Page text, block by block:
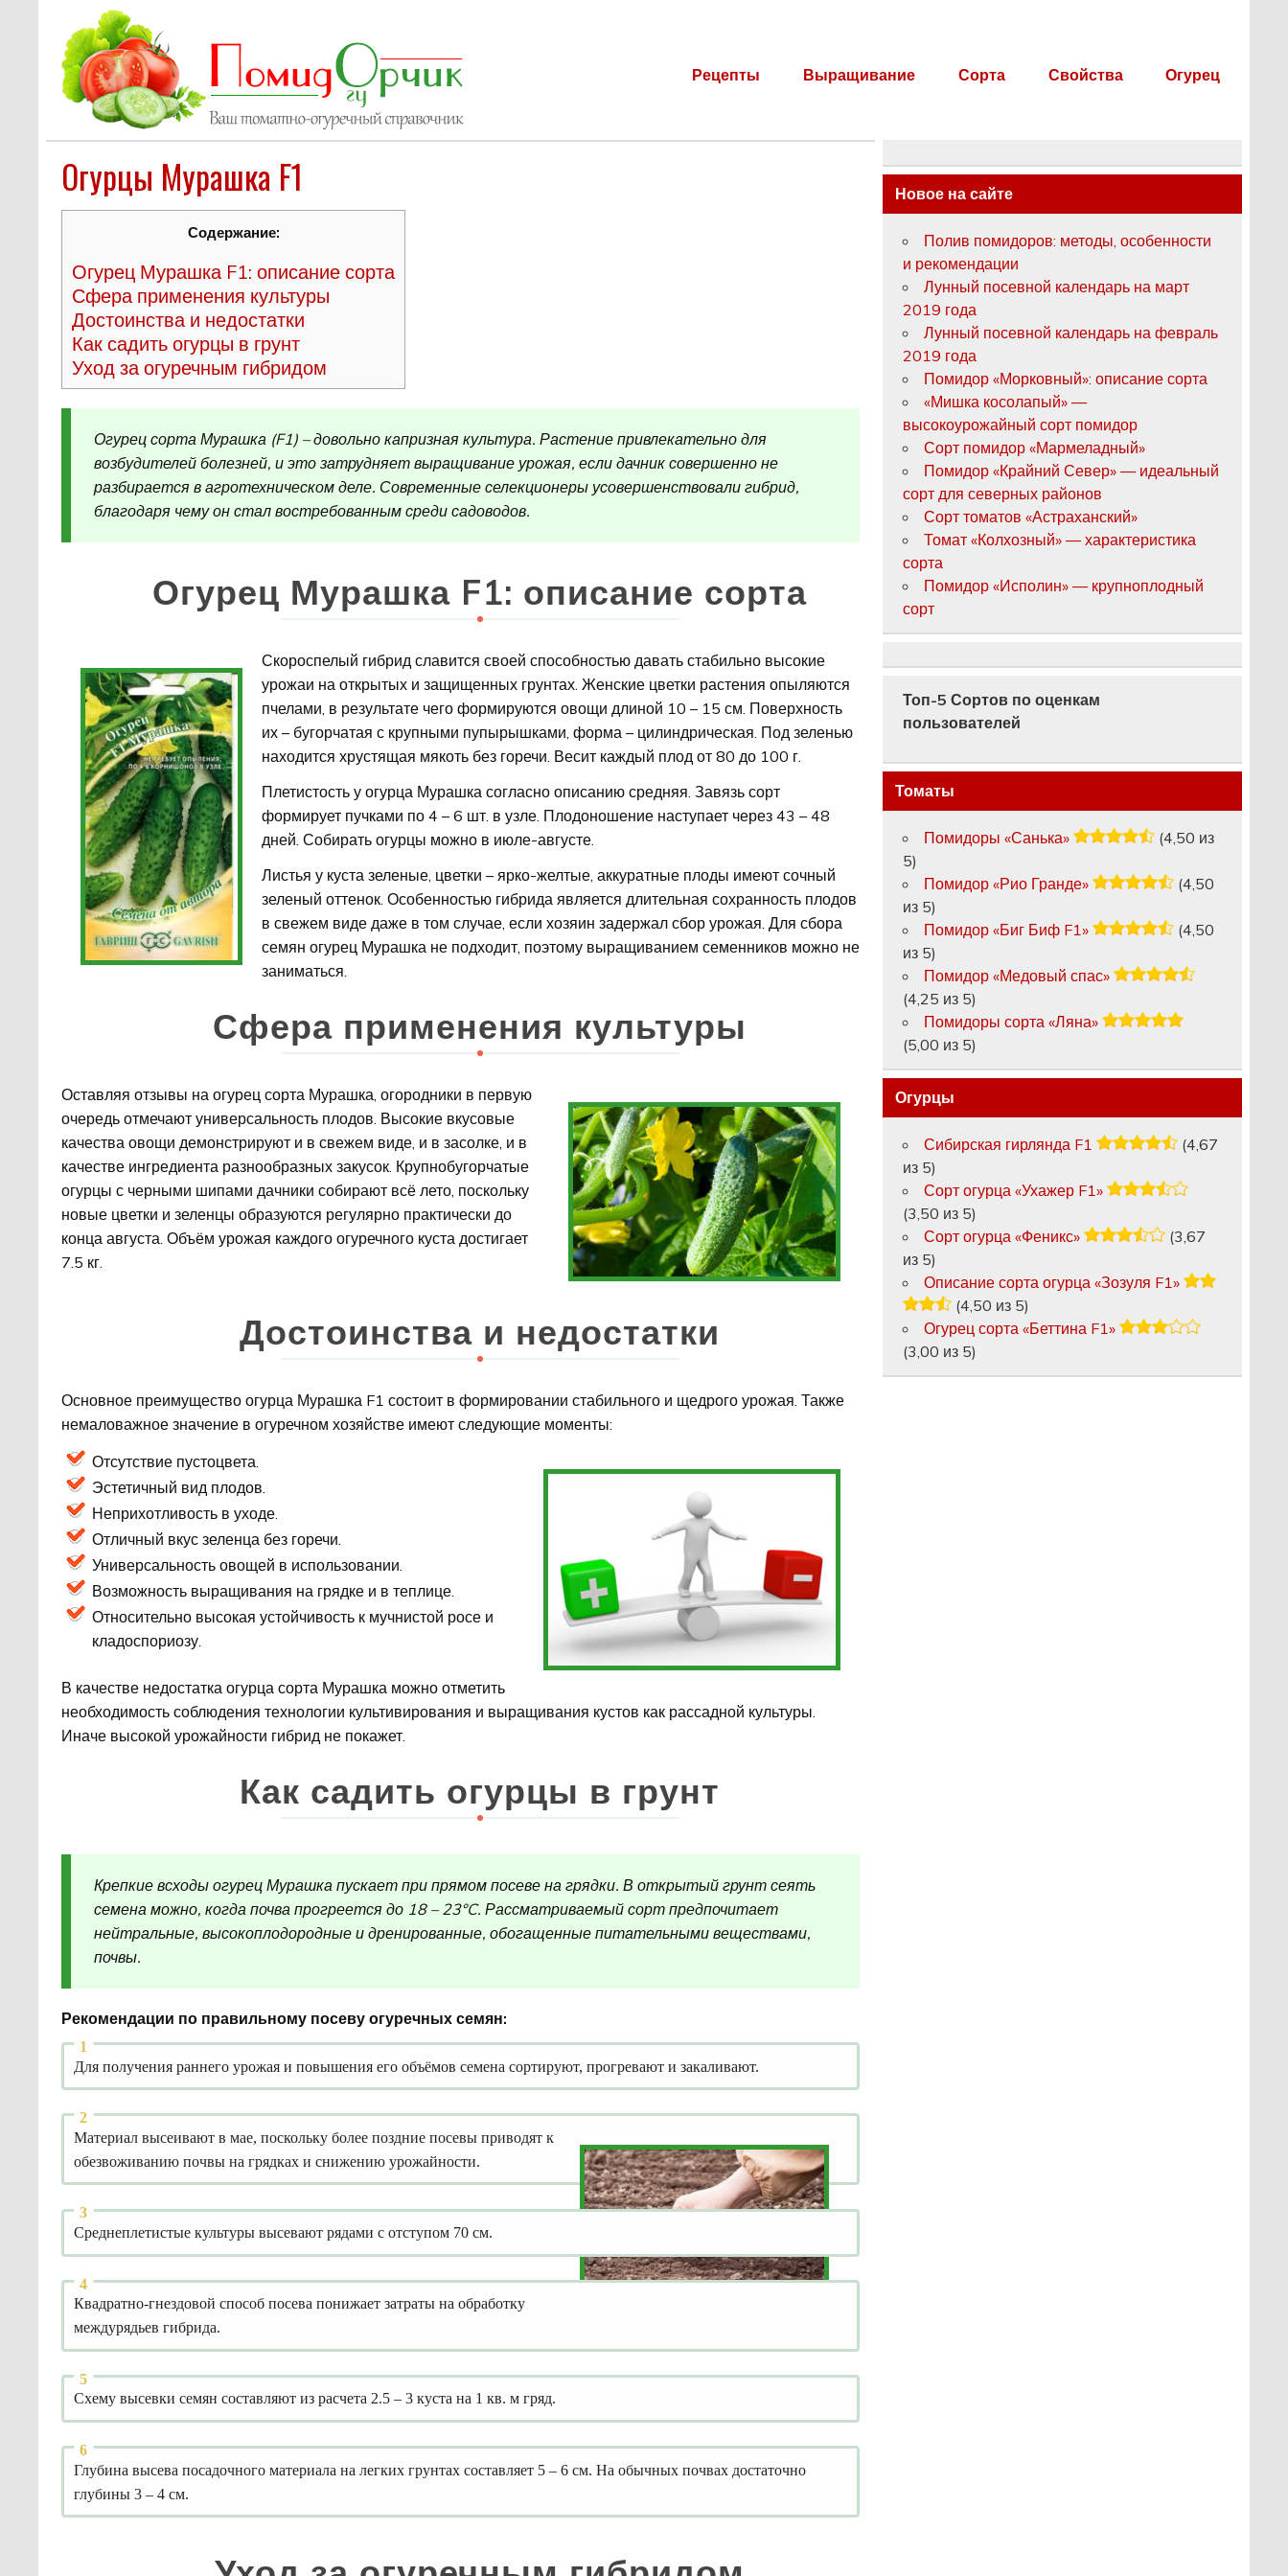
Рецепты Выращивание Сорта Свойства Огурец
Огурцы Мурашка F1
Содержание:
Огурец Мурашка F1: описание сорта
Сфера применения культуры
Достоинства и недостатки
Как садить огурцы в грунт
Уход за огуречным гибридом
Огурец сорта Мурашка (F1) – довольно капризная культура. Растение привлекательно для
возбудителей болезней, и это затрудняет выращивание урожая, если дачник совершенно не
разбирается в агротехническом деле. Современные селекционеры усовершенствовали гибрид,
благодаря чему он стал востребованным среди садоводов.
Огурец Мурашка F1: описание сорта
Скороспелый гибрид славится своей способностью давать стабильно высокие
урожаи на открытых и защищенных грунтах. Женские цветки растения опыляются
пчелами, в результате чего формируются овощи длиной 10 – 15 см. Поверхность
их – бугорчатая с крупными пупырышками, форма – цилиндрическая. Под зеленью
находится хрустящая мякоть без горечи. Весит каждый плод от 80 до 100 г.
Плетистость у огурца Мурашка согласно описанию средняя. Завязь сорт
формирует пучками по 4 – 6 шт. в узле. Плодоношение наступает через 43 – 48
дней. Собирать огурцы можно в июле-августе.
Листья у куста зеленые, цветки – ярко-желтые, аккуратные плоды имеют сочный
зеленый оттенок. Особенностью гибрида является длительная сохранность плодов
в свежем виде даже в том случае, если хозяин задержал сбор урожая. Для сбора
семян огурец Мурашка не подходит, поэтому выращиванием семенников можно не
заниматься.
Сфера применения культуры
Оставляя отзывы на огурец сорта Мурашка, огородники в первую
очередь отмечают универсальность плодов. Высокие вкусовые
качества овощи демонстрируют и в свежем виде, и в засолке, и в
качестве ингредиента разнообразных закусок. Крупнобугорчатые
огурцы с черными шипами дачники собирают всё лето, поскольку
новые цветки и зеленцы образуются регулярно практически до
конца августа. Объём урожая каждого огуречного куста достигает
7.5 кг.
Достоинства и недостатки
Основное преимущество огурца Мурашка F1 состоит в формировании стабильного и щедрого урожая. Также
немаловажное значение в огуречном хозяйстве имеют следующие моменты:
Отсутствие пустоцвета.
Эстетичный вид плодов.
Неприхотливость в уходе.
Отличный вкус зеленца без горечи.
Универсальность овощей в использовании.
Возможность выращивания на грядке и в теплице.
Относительно высокая устойчивость к мучнистой росе и
кладоспориозу.
В качестве недостатка огурца сорта Мурашка можно отметить
необходимость соблюдения технологии культивирования и выращивания кустов как рассадной культуры.
Иначе высокой урожайности гибрид не покажет.
Как садить огурцы в грунт
Крепкие всходы огурец Мурашка пускает при прямом посеве на грядки. В открытый грунт сеять
семена можно, когда почва прогреется до 18 – 23°C. Рассматриваемый сорт предпочитает
нейтральные, высокоплодородные и дренированные, обогащенные питательными веществами,
почвы.
Рекомендации по правильному посеву огуречных семян:
Для получения раннего урожая и повышения его объёмов семена сортируют, прогревают и закаливают.
Материал высеивают в мае, поскольку более поздние посевы приводят к
обезвоживанию почвы на грядках и снижению урожайности.
Среднеплетистые культуры высевают рядами с отступом 70 см.
Квадратно-гнездовой способ посева понижает затраты на обработку
междурядьев гибрида.
Схему высевки семян составляют из расчета 2.5 – 3 куста на 1 кв. м гряд.
Глубина высева посадочного материала на легких грунтах составляет 5 – 6 см. На обычных почвах достаточно
глубины 3 – 4 см.
Новое на сайте
Полив помидоров: методы, особенности
и рекомендации
Лунный посевной календарь на март
2019 года
Лунный посевной календарь на февраль
2019 года
Помидор «Морковный»: описание сорта
«Мишка косолапый» —
высокоурожайный сорт помидор
Сорт помидор «Мармеладный»
Помидор «Крайний Север» — идеальный
сорт для северных районов
Сорт томатов «Астраханский»
Томат «Колхозный» — характеристика
сорта
Помидор «Исполин» — крупноплодный
сорт
Топ-5 Сортов по оценкам
пользователей
Томаты
Помидоры «Санька»
(4,50 из
5)
Помидор «Рио Гранде»
(4,50
из 5)
Помидор «Биг Биф F1»
(4,50
из 5)
Помидор «Медовый спас»
(4,25 из 5)
Помидоры сорта «Ляна»
(5,00 из 5)
Огурцы
Сибирская гирлянда F1
(4,67
из 5)
Сорт огурца «Ухажер F1»
(3,50 из 5)
Сорт огурца «Феникс»
(3,67
из 5)
Описание сорта огурца «Зозуля F1»
(4,50 из 5)
Огурец сорта «Беттина F1»
(3,00 из 5)